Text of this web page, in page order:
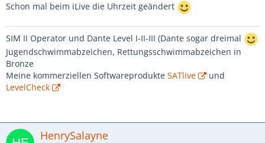
Schon mal beim iLive die Uhrzeit geändert
SIM II Operator und Dante Level I-II-III (Dante sogar dreimal
Jugendschwimmabzeichen, Rettungsschwimmabzeichen in
Bronze
Meine kommerziellen Softwareprodukte SATlive
und
LevelCheck
HenrySalayne